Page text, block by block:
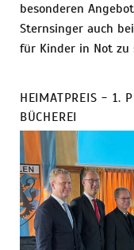
besonderen
Sternsinger auch
für Kinder in Not zu
HEIMATPREIS - 1.
BÜCHEREI